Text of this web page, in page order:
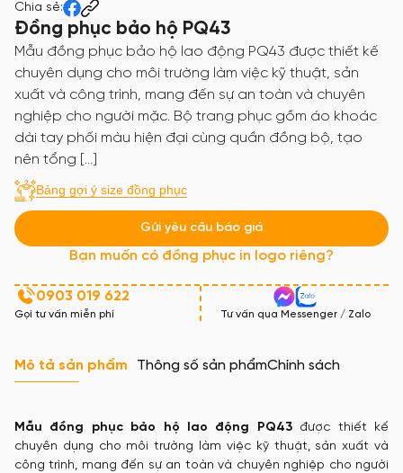
Chia sẻ:
Đồng phục bảo hộ PQ43
Mẫu đồng phục bảo hộ lao động PQ43 được thiết kế
chuyên dụng cho môi trường làm việc kỹ thuật, sản
xuất và công trình, mang đến sự an toàn và chuyên
nghiệp cho người mặc. Bộ trang phục gồm áo khoác
dài tay phối màu hiện đại cùng quần đồng bộ, tạo
nên tổng […]
Bảng gợi ý size đồng phục
Gửi yêu cầu báo giá
Bạn muốn có đồng phục in logo riêng?
0903 019 622
Gọi tư vấn miễn phí Tư vấn qua Messenger / Zalo
Mô tả sản phẩm Thông số sản phẩmChính sách
Mẫu đồng phục bảo hộ lao động PQ43được thiết kế
chuyên dụng cho môi trường làm việc kỹ thuật, sản xuất và
công trình, mang đến sự an toàn và chuyên nghiệp cho người